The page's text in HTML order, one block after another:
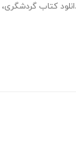
کتاب گردشگری،